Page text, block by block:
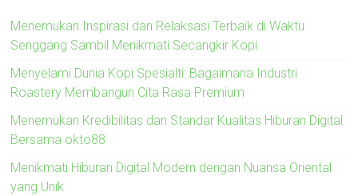
Menemukan Inspirasi dan Relaksasi Terbaik di Waktu
Senggang Sambil Menikmati Secangkir Kopi
Menyelami Dunia Kopi Spesialti: Bagaimana Industri
Roastery Membangun Cita Rasa Premium
Menemukan Kredibilitas dan Standar Kualitas Hiburan Digital
Bersama okto88
Menikmati Hiburan Digital Modern dengan Nuansa Oriental
yang Unik